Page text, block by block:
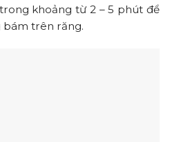
khoảng từ 2 – 5 phút để
bám trên răng.